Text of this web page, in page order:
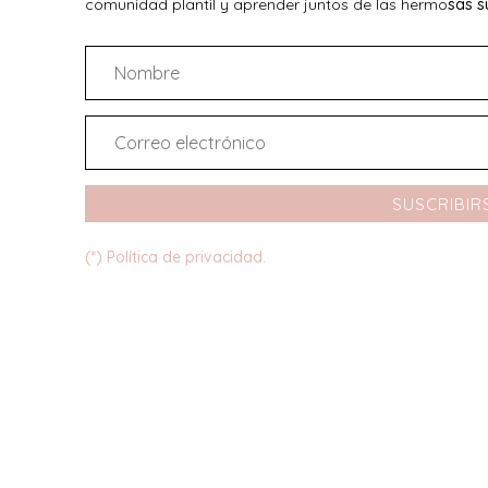
comunidad plantil y aprender juntos de las hermosas
(*) Política de privacidad.